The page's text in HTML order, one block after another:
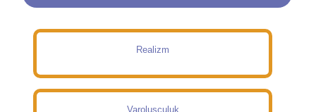
Realizm
Varoluşçuluk